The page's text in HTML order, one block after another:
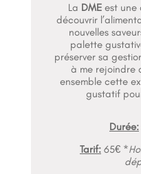
La DME est une
découvrir
nouvelles
palette
préserver sa
à me rejoindre
ensemble cette
gustatif
Durée:
Tarif:65€ *